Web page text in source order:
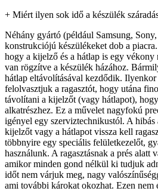
+ Miért ilyen sok idő a készülék
Néhány gyártó (például Samsung,
konstrukciójú készülékeket dob a
hogy a kijelző és a hátlap is egy vékony
van rögzítve a készülék házához.
hátlap eltávolításával kezdődik. Ilyenkor
felolvasztjuk a ragasztót, hogy utána
távolítani a kijelzőt (vagy hátlapot),
alkatrészhez. Ez a művelet nagyfokú
igényel egy szerviztechnikustól. A hibás
kijelzőt vagy a hátlapot vissza kell
többnyire egy speciális felületkezelőt,
használunk. A ragasztásnak a prés alatt
amikor minden gond nélkül ki tudjuk
időt nem várjuk meg, nagy
ami további károkat okozhat. Ezen nem